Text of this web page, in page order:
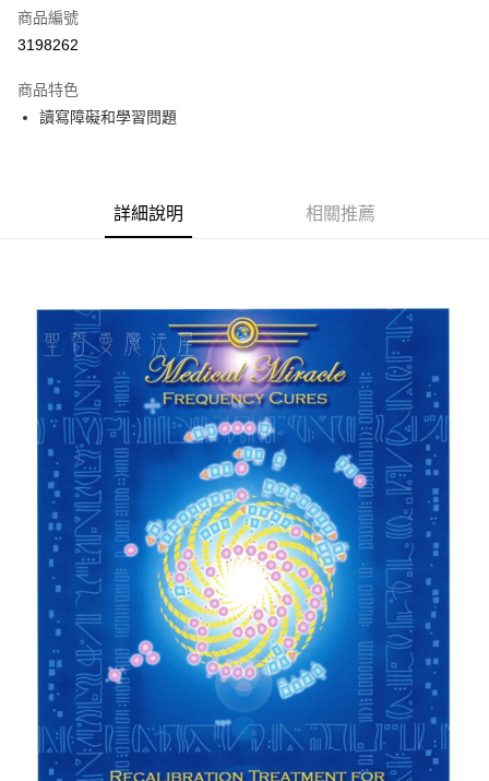
超商取貨付款
Apple Pay
全家取貨付款
每筆NT$80，滿NT$3,000(含以上)免運費
7-11取貨付款
每筆NT$80，滿NT$3,000(含以上)免運費
賣家宅配幫您送（台灣）
每筆NT$80，滿NT$3,000(含以上)免運費
郵局幫你送（離島）
每筆NT$80，滿NT$3,000(含以上)免運費
付款後門市自取
免運費
商品編號
3198262
商品特色
讀寫障礙和學習問題
詳細說明 相關推薦